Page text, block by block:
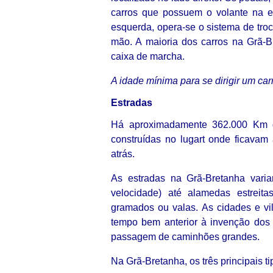
carros que possuem o volante na
esquerda, opera-se o sistema de
mão. A maioria dos carros na Grã-
caixa de marcha.
A idade mínima para se dirigir um
Estradas
Há aproximadamente 362.000
construídas no lugart onde
atrás.
As estradas na Grã-Bretanha
velocidade) até alamedas
gramados ou valas. As cidades e
tempo bem anterior à invenção
passagem de caminhões grandes.
Na Grã-Bretanha, os três principais